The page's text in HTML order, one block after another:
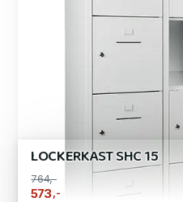
LOCKERKAST SHC 15
764,-
573 ,-